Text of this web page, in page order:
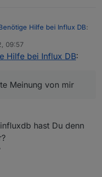
Hilfe bei Influx DB:
gesehen.... dann wird
von Grafana mit
09:57
Hilfe bei Influx DB:
Meinung von mir
hast Du denn